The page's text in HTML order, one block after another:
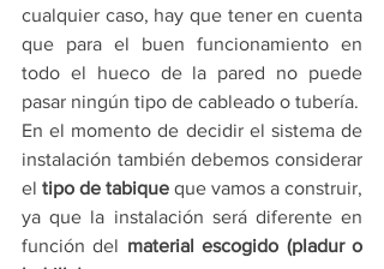
cualquier caso, hay que tener en cuenta
que para el buen funcionamiento en
todo el hueco de la pared no puede
pasar ningún tipo de cableado o tubería.
En el momento de decidir el sistema de
instalación también debemos considerar
el tipo de tabique que vamos a construir,
ya que la instalación será diferente en
función del material escogido (pladur o